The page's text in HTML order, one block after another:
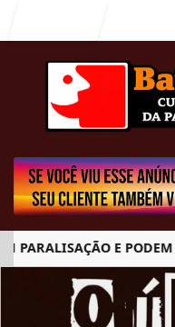
E PODEM
EM ALTA